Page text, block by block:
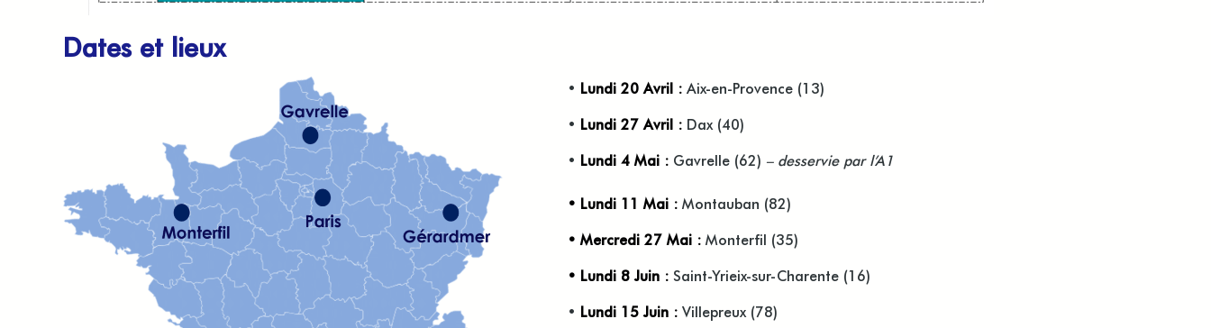
Dates et lieux
• Lundi 20 Avril : Aix-en-Provence (13)
• Lundi 27 Avril : Dax (40)
• Lundi 4 Mai : Gavrelle (62) – desservie par l’A1
• Lundi 11 Mai : Montauban (82)
• Mercredi 27 Mai : Monterfil (35)
• Lundi 8 Juin : Saint-Yrieix-sur-Charente (16)
• Lundi 15 Juin : Villepreux (78)